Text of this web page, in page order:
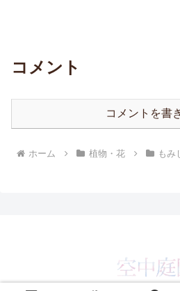
コメント
コメントを書
ホーム 植物・花 もみ